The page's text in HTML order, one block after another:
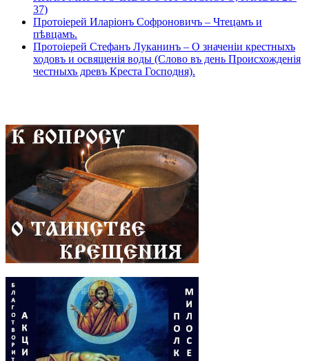
37)
Протоіерей Иларіонъ Софроновичъ – Чтецамъ и
пѣвцамъ.
Протоіерей Стефанъ Луканинъ – О значеніи крестныхъ
ходовъ и освященія воды (Слово въ день Происхожденія
честныхъ древъ Креста Господня).